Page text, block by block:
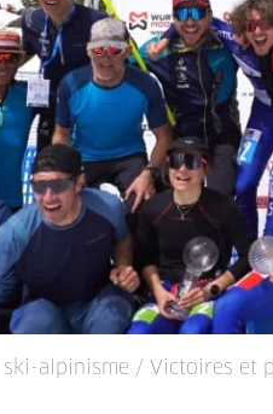
ski-alpinisme / Victoires et